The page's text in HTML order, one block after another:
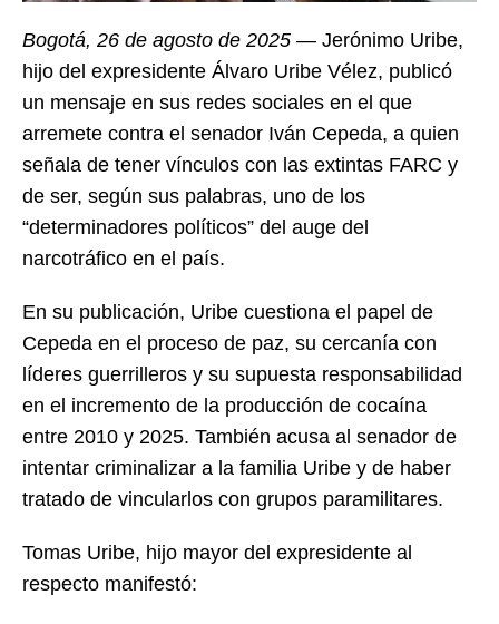
Bogotá, 26 de agosto de 2025 — Jerónimo Uribe,
hijo del expresidente Álvaro Uribe Vélez, publicó
un mensaje en sus redes sociales en el que
arremete contra el senador Iván Cepeda, a quien
señala de tener vínculos con las extintas FARC y
de ser, según sus palabras, uno de los
“determinadores políticos” del auge del
narcotráfico en el país.
En su publicación, Uribe cuestiona el papel de
Cepeda en el proceso de paz, su cercanía con
líderes guerrilleros y su supuesta responsabilidad
en el incremento de la producción de cocaína
entre 2010 y 2025. También acusa al senador de
intentar criminalizar a la familia Uribe y de haber
tratado de vincularlos con grupos paramilitares.
Tomas Uribe, hijo mayor del expresidente al
respecto manifestó: